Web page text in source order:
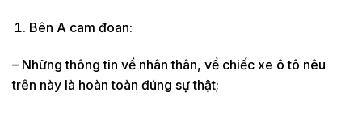
Bên A cam đoan:
– Những thông tin về nhân thân, về chiếc xe ô tô nêu
trên này là hoàn toàn đúng sự thật;